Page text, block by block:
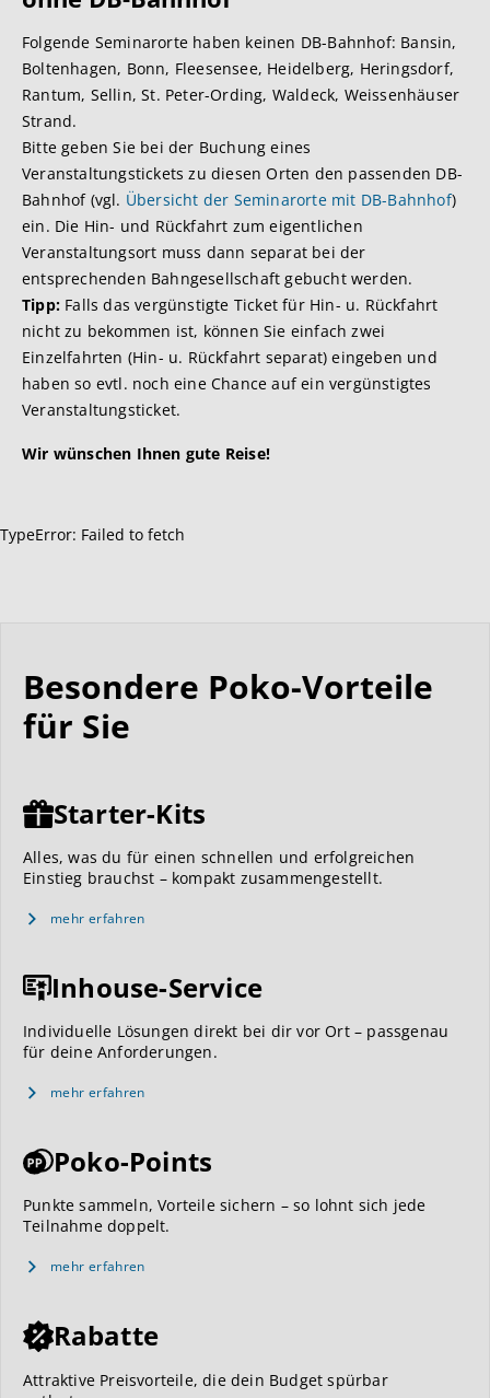
Folgende Seminarorte haben keinen DB-Bahnhof: Bansin,
Boltenhagen, Bonn, Fleesensee, Heidelberg, Heringsdorf,
Rantum, Sellin, St. Peter-Ording, Waldeck, Weissenhäuser
Strand.
Bitte geben Sie bei der Buchung eines
Veranstaltungstickets zu diesen Orten den passenden DB-
Bahnhof (vgl. Übersicht der Seminarorte mit DB-Bahnhof)
ein. Die Hin- und Rückfahrt zum eigentlichen
Veranstaltungsort muss dann separat bei der
entsprechenden Bahngesellschaft gebucht werden.
Tipp: Falls das vergünstigte Ticket für Hin- u. Rückfahrt
nicht zu bekommen ist, können Sie einfach zwei
Einzelfahrten (Hin- u. Rückfahrt separat) eingeben und
haben so evtl. noch eine Chance auf ein vergünstigtes
Veranstaltungsticket.
Wir wünschen Ihnen gute Reise!
TypeError: Failed to fetch
Besondere Poko-Vorteile
für Sie
Starter-Kits
Alles, was du für einen schnellen und erfolgreichen
Einstieg brauchst – kompakt zusammengestellt.
mehr erfahren
Inhouse-Service
Individuelle Lösungen direkt bei dir vor Ort – passgenau
für deine Anforderungen.
mehr erfahren
Poko-Points
Punkte sammeln, Vorteile sichern – so lohnt sich jede
Teilnahme doppelt.
mehr erfahren
Rabatte
Attraktive Preisvorteile, die dein Budget spürbar